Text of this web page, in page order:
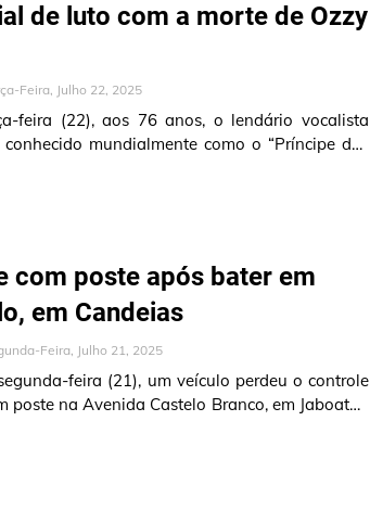
de luto com a morte de Ozzy
Feira, Julho 22, 2025
feira (22), aos 76 anos, o lendário vocalista
mundialmente como o “Príncipe das
com poste após bater em
em Candeias
Feira, Julho 21, 2025
feira (21), um veículo perdeu o controle
poste na Avenida Castelo Branco, em Jaboatão